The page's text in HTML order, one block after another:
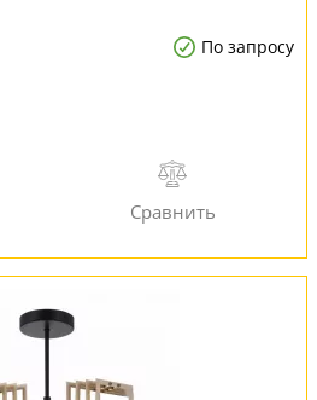
По запросу